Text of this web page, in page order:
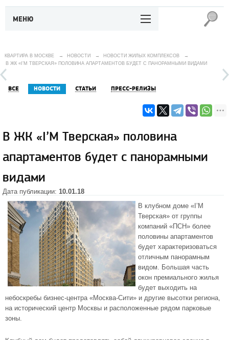
МЕНЮ
КВАРТИРА В МОСКВЕ → НОВОСТИ → НОВОСТИ ЖИЛЫХ КОМПЛЕКСОВ
→
В ЖК «I’M ТВЕРСКАЯ» ПОЛОВИНА АПАРТАМЕНТОВ БУДЕТ С ПАНОРАМНЫМИ ВИДАМИ
ВСЕ НОВОСТИ СТАТЬИ ПРЕСС-РЕЛИЗЫ
В ЖК «I’M Тверская» половина
апартаментов будет с панорамными
видами
Дата публикации: 10.01.18
В клубном доме «I’M
Тверская» от группы
компаний «ПСН» более
половины апартаментов
будет характеризоваться
отличным панорамным
видом. Большая часть
окон премиального жилья
будет выходить на
небоскребы бизнес-центра «Москва-Сити» и другие высотки региона,
на исторический центр Москвы и расположенные рядом парковые
зоны.